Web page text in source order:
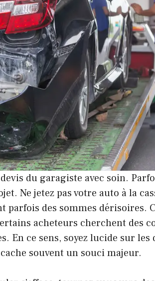
du garagiste avec soin.
Ne jetez pas votre auto à la
parfois des sommes dérisoires.
acheteurs cherchent des
En ce sens, soyez lucide sur
souvent un souci majeur.